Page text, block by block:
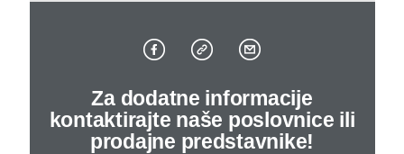
Za dodatne informacije
kontaktirajte naše poslovnice ili
prodajne predstavnike!